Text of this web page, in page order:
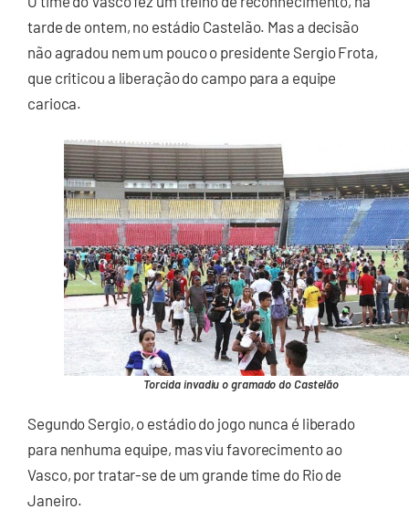
tarde de ontem, no estádio Castelão. Mas a decisão
não agradou nem um pouco o presidente Sergio Frota,
que criticou a liberação do campo para a equipe
carioca.
Torcida invadiu o gramado do Castelão
Segundo Sergio, o estádio do jogo nunca é liberado
para nenhuma equipe, mas viu favorecimento ao
Vasco, por tratar-se de um grande time do Rio de
Janeiro.